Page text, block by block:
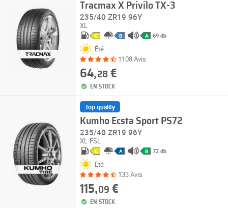
Tracmax X Privilo TX-3
235/40 ZR19 96Y
XL
C B A 69 db
Été
1108 Avis
64,28€
EN STOCK
Top quality
Kumho Ecsta Sport PS72
235/40 ZR19 96Y
XL FSL
C A B 72 db
Été
133 Avis
115,09 €
EN STOCK